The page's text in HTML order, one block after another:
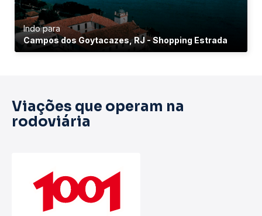
Indo para
Campos dos Goytacazes, RJ - Shopping Estrada
Viações que operam na
rodoviária